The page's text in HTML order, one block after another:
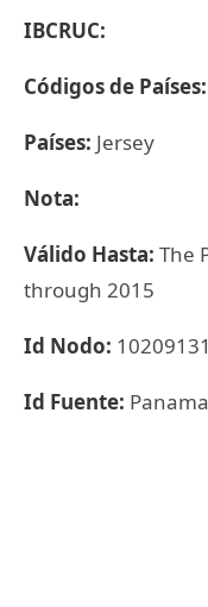
IBCRUC:
Códigos de Países:
Países: Jersey
Nota:
Válido Hasta: The
through 2015
Id Nodo: 10209131
Id Fuente: